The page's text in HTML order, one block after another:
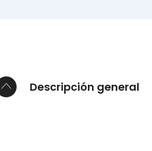
Descripción general